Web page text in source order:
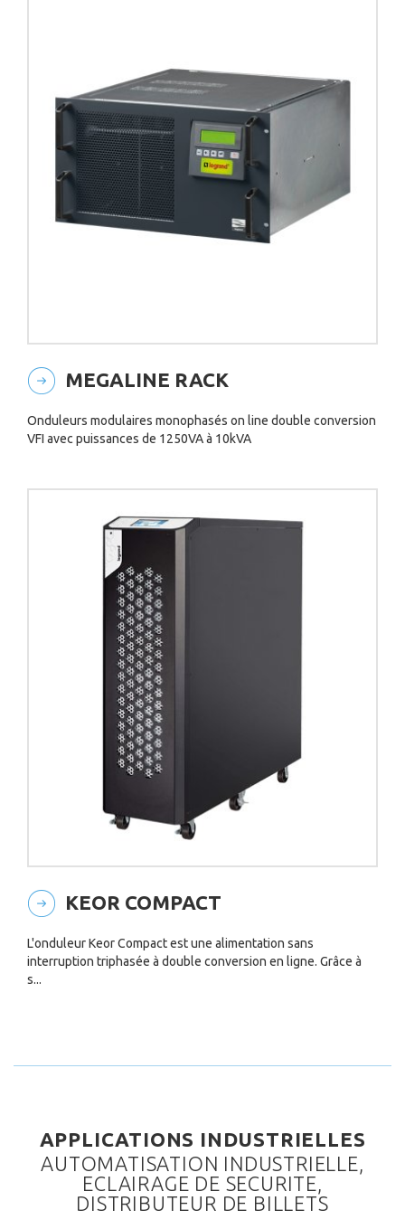
MEGALINE RACK
Onduleurs modulaires monophasés on line double conversion
VFI avec puissances de 1250VA à 10kVA
KEOR COMPACT
L'onduleur Keor Compact est une alimentation sans
interruption triphasée à double conversion en ligne. Grâce à
s...
APPLICATIONS INDUSTRIELLES
AUTOMATISATION INDUSTRIELLE,
ECLAIRAGE DE SECURITE,
DISTRIBUTEUR DE BILLETS